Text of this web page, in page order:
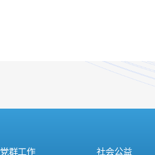
党群工作 社会公益